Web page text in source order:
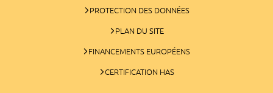
PROTECTION DES DONNÉES
PLAN DU SITE
FINANCEMENTS EUROPÉENS
CERTIFICATION HAS